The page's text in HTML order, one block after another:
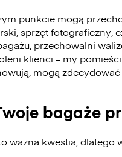
punkcie mogą
sprzęt fotograficzny,
przechowalni
klienci – my
mogą
bagaże
ważna kwestia, dlatego